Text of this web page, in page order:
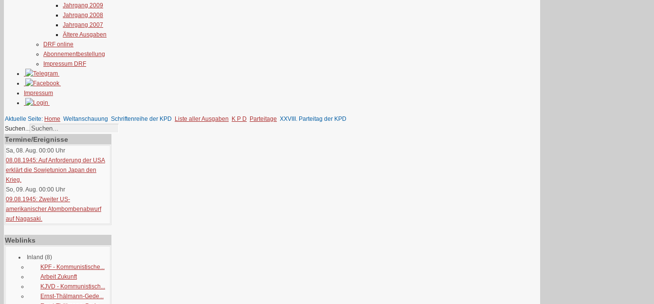
Jahrgang 2009
Jahrgang 2008
Jahrgang 2007
Ältere Ausgaben
DRF online
Abonnementbestellung
Impressum DRF
Impressum
Aktuelle Seite: Home Weltanschauung Schriftenreihe der KPD Liste aller Ausgaben K P D Parteitage XXVIII. Parteitag der KPD
Suchen...
Termine/Ereignisse
Sa, 08. Aug. 00:00 Uhr
08.08.1945: Auf Anforderung der USA
erklärt die Sowjetunion Japan den
Krieg.
So, 09. Aug. 00:00 Uhr
09.08.1945: Zweiter US-
amerikanischer Atombombenabwurf
auf Nagasaki.
Weblinks
Inland (8)
KPF - Kommunistische...
Arbeit Zukunft
KJVD - Kommunistisch...
Ernst-Thälmann-Gede...